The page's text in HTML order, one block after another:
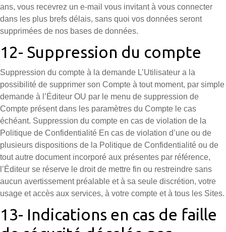
ans, vous recevrez un e-mail vous invitant à vous connecter
dans les plus brefs délais, sans quoi vos données seront
supprimées de nos bases de données.
12- Suppression du compte
Suppression du compte à la demande L’Utilisateur a la
possibilité de supprimer son Compte à tout moment, par simple
demande à l’Éditeur OU par le menu de suppression de
Compte présent dans les paramètres du Compte le cas
échéant. Suppression du compte en cas de violation de la
Politique de Confidentialité En cas de violation d’une ou de
plusieurs dispositions de la Politique de Confidentialité ou de
tout autre document incorporé aux présentes par référence,
l’Éditeur se réserve le droit de mettre fin ou restreindre sans
aucun avertissement préalable et à sa seule discrétion, votre
usage et accès aux services, à votre compte et à tous les Sites.
13- Indications en cas de faille